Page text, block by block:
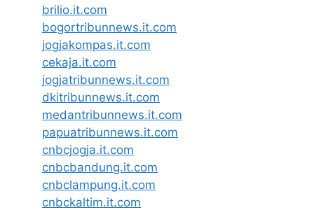
brilio.it.com
bogortribunnews.it.com
jogjakompas.it.com
cekaja.it.com
jogjatribunnews.it.com
dkitribunnews.it.com
medantribunnews.it.com
papuatribunnews.it.com
cnbcjogja.it.com
cnbcbandung.it.com
cnbclampung.it.com
cnbckaltim.it.com